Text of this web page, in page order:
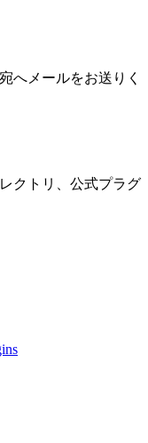
へメールをお送りく
クトリ、公式プラグ